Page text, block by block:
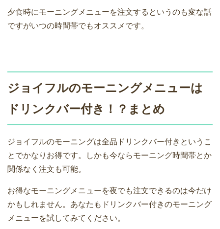
夕食時にモーニングメニューを注文するというのも変な話
ですがいつの時間帯でもオススメです。
ジョイフルのモーニングメニューは
ドリンクバー付き！？まとめ
ジョイフルのモーニングは全品ドリンクバー付きというこ
とでかなりお得です。しかも今ならモーニング時間帯とか
関係なく注文も可能。
お得なモーニングメニューを夜でも注文できるのは今だけ
かもしれません。あなたもドリンクバー付きのモーニング
メニューを試してみてください。